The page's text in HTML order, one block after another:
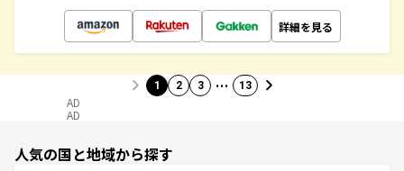
詳細を見る
1 2 3 … 13
AD
AD
人気の国と地域から探す